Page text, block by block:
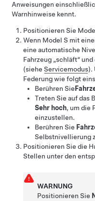
Anweisungen
Warnhinweise kennt.
Positionieren Sie
Wenn Model S mit
eine automatische
Fahrzeug „schläft“
(siehe Servicemodus).
Federung wie folgt
Berühren Sie
Treten Sie auf das
Sehr hoch, um die
einzustellen.
Berühren Sie
Selbstnivellierung
Positionieren Sie die
Stellen unter den
WARNUNG
Positionieren Sie